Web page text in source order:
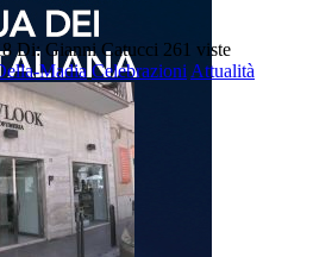
Di: Gianni Catucci 261 viste
Madia Celebrazioni Attualità